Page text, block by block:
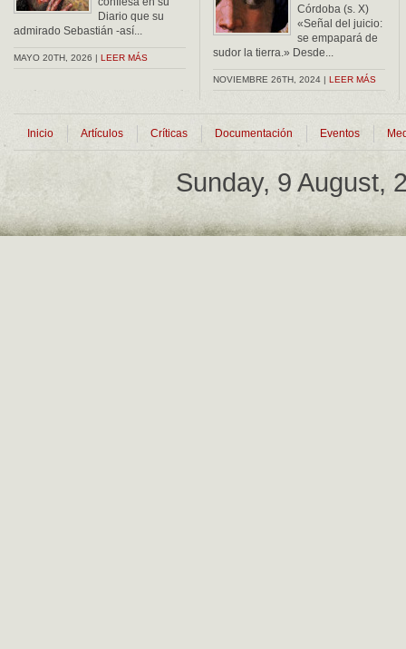
Diario que su
admirado Sebastián -así...
MAYO 20TH, 2026 | LEER MÁS
Córdoba (s. X)
«Señal del juicio:
se empapará de
sudor la tierra.» Desde...
NOVIEMBRE 26TH, 2024 | LEER MÁS
Inicio Artículos Críticas Documentación Eventos
Sunday, 9 August,